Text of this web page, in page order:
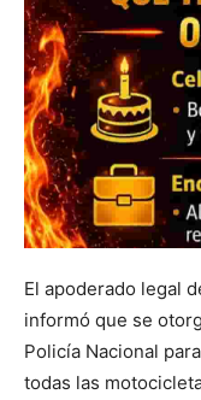
El apoderado legal
informó que se
Policía Nacional
todas las